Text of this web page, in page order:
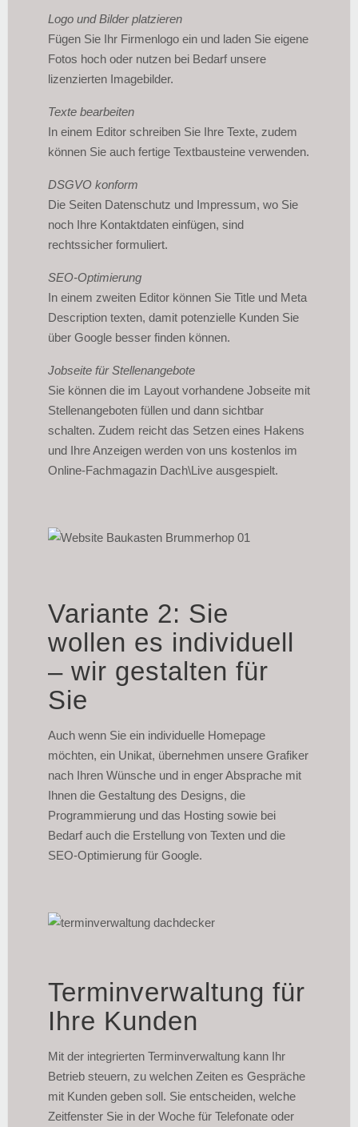
Logo und Bilder platzieren
Fügen Sie Ihr Firmenlogo ein und laden Sie eigene
Fotos hoch oder nutzen bei Bedarf unsere
lizenzierten Imagebilder.
Texte bearbeiten
In einem Editor schreiben Sie Ihre Texte, zudem
können Sie auch fertige Textbausteine verwenden.
DSGVO konform
Die Seiten Datenschutz und Impressum, wo Sie
noch Ihre Kontaktdaten einfügen, sind
rechtssicher formuliert.
SEO-Optimierung
In einem zweiten Editor können Sie Title und Meta
Description texten, damit potenzielle Kunden Sie
über Google besser finden können.
Jobseite für Stellenangebote
Sie können die im Layout vorhandene Jobseite mit
Stellenangeboten füllen und dann sichtbar
schalten. Zudem reicht das Setzen eines Hakens
und Ihre Anzeigen werden von uns kostenlos im
Online-Fachmagazin Dach\Live ausgespielt.
Variante 2: Sie
wollen es individuell
– wir gestalten für
Sie
Auch wenn Sie ein individuelle Homepage
möchten, ein Unikat, übernehmen unsere Grafiker
nach Ihren Wünsche und in enger Absprache mit
Ihnen die Gestaltung des Designs, die
Programmierung und das Hosting sowie bei
Bedarf auch die Erstellung von Texten und die
SEO-Optimierung für Google.
Terminverwaltung für
Ihre Kunden
Mit der integrierten Terminverwaltung kann Ihr
Betrieb steuern, zu welchen Zeiten es Gespräche
mit Kunden geben soll. Sie entscheiden, welche
Zeitfenster Sie in der Woche für Telefonate oder